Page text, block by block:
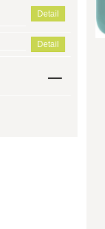
Detail
Detail